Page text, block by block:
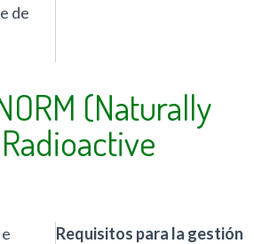
de
(Naturally
Requisitos para la gestión